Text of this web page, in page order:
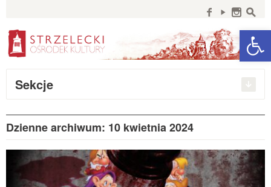
f y n s
Sekcje
Dzienne archiwum: 10 kwietnia 2024